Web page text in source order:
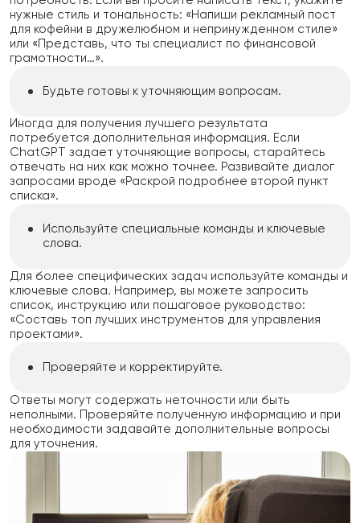
нужные стиль и тональность: «Напиши рекламный пост
для кофейни в дружелюбном и непринужденном стиле»
или «Представь, что ты специалист по финансовой
грамотности…».
Будьте готовы к уточняющим вопросам.
Иногда для получения лучшего результата
потребуется дополнительная информация. Если
ChatGPT задает уточняющие вопросы, старайтесь
отвечать на них как можно точнее. Развивайте диалог
запросами вроде «Раскрой подробнее второй пункт
списка».
Используйте специальные команды и ключевые
слова.
Для более специфических задач используйте команды и
ключевые слова. Например, вы можете запросить
список, инструкцию или пошаговое руководство:
«Составь топ лучших инструментов для управления
проектами».
Проверяйте и корректируйте.
Ответы могут содержать неточности или быть
неполными. Проверяйте полученную информацию и при
необходимости задавайте дополнительные вопросы
для уточнения.